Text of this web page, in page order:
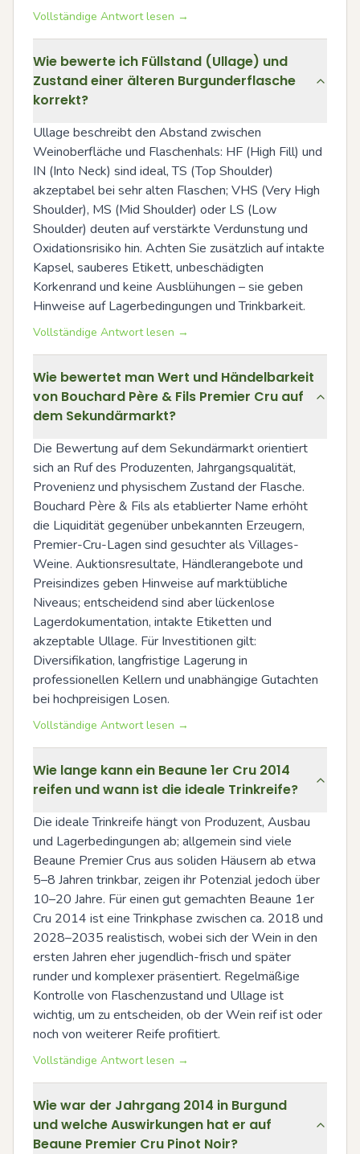
Vollständige Antwort lesen →
Wie bewerte ich Füllstand (Ullage) und
Zustand einer älteren Burgunderflasche
korrekt?
Ullage beschreibt den Abstand zwischen
Weinoberfläche und Flaschenhals: HF (High Fill) und
IN (Into Neck) sind ideal, TS (Top Shoulder)
akzeptabel bei sehr alten Flaschen; VHS (Very High
Shoulder), MS (Mid Shoulder) oder LS (Low
Shoulder) deuten auf verstärkte Verdunstung und
Oxidationsrisiko hin. Achten Sie zusätzlich auf intakte
Kapsel, sauberes Etikett, unbeschädigten
Korkenrand und keine Ausblühungen – sie geben
Hinweise auf Lagerbedingungen und Trinkbarkeit.
Vollständige Antwort lesen →
Wie bewertet man Wert und Händelbarkeit
von Bouchard Père & Fils Premier Cru auf
dem Sekundärmarkt?
Die Bewertung auf dem Sekundärmarkt orientiert
sich an Ruf des Produzenten, Jahrgangsqualität,
Provenienz und physischem Zustand der Flasche.
Bouchard Père & Fils als etablierter Name erhöht
die Liquidität gegenüber unbekannten Erzeugern,
Premier-Cru-Lagen sind gesuchter als Villages-
Weine. Auktionsresultate, Händlerangebote und
Preisindizes geben Hinweise auf marktübliche
Niveaus; entscheidend sind aber lückenlose
Lagerdokumentation, intakte Etiketten und
akzeptable Ullage. Für Investitionen gilt:
Diversifikation, langfristige Lagerung in
professionellen Kellern und unabhängige Gutachten
bei hochpreisigen Losen.
Vollständige Antwort lesen →
Wie lange kann ein Beaune 1er Cru 2014
reifen und wann ist die ideale Trinkreife?
Die ideale Trinkreife hängt von Produzent, Ausbau
und Lagerbedingungen ab; allgemein sind viele
Beaune Premier Crus aus soliden Häusern ab etwa
5–8 Jahren trinkbar, zeigen ihr Potenzial jedoch über
10–20 Jahre. Für einen gut gemachten Beaune 1er
Cru 2014 ist eine Trinkphase zwischen ca. 2018 und
2028–2035 realistisch, wobei sich der Wein in den
ersten Jahren eher jugendlich-frisch und später
runder und komplexer präsentiert. Regelmäßige
Kontrolle von Flaschenzustand und Ullage ist
wichtig, um zu entscheiden, ob der Wein reif ist oder
noch von weiterer Reife profitiert.
Vollständige Antwort lesen →
Wie war der Jahrgang 2014 in Burgund
und welche Auswirkungen hat er auf
Beaune Premier Cru Pinot Noir?